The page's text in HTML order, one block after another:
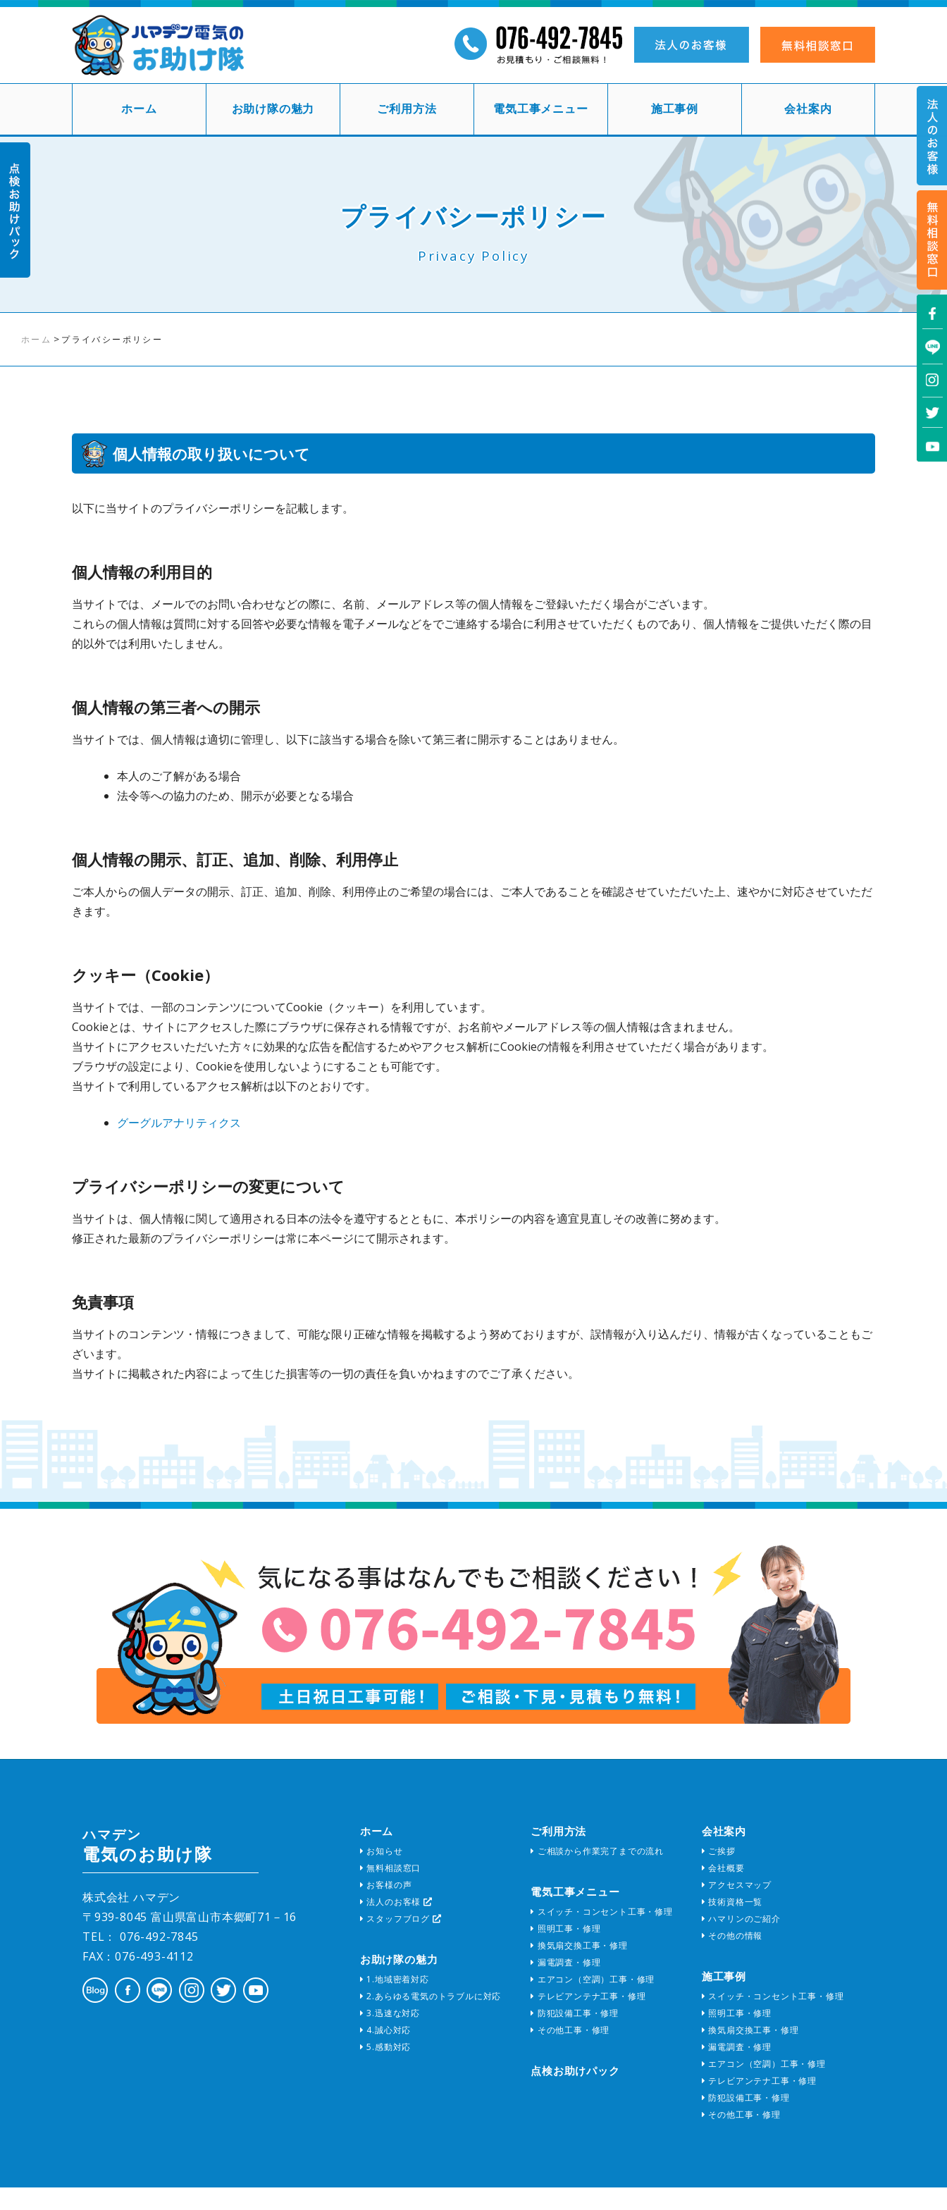
ホーム お助け隊の魅力 ご利用方法 電気工事メニュー 施工事例 会社案内
プライバシーポリシー
Privacy Policy
ホーム > プライバシーポリシー
個人情報の取り扱いについて
以下に当サイトのプライバシーポリシーを記載します。
個人情報の利用目的
当サイトでは、メールでのお問い合わせなどの際に、名前、メールアドレス等の個人情報をご登録いただく場合がございます。
これらの個人情報は質問に対する回答や必要な情報を電子メールなどをでご連絡する場合に利用させていただくものであり、個人情報をご提供いただく際の目
的以外では利用いたしません。
個人情報の第三者への開示
当サイトでは、個人情報は適切に管理し、以下に該当する場合を除いて第三者に開示することはありません。
本人のご了解がある場合
法令等への協力のため、開示が必要となる場合
個人情報の開示、訂正、追加、削除、利用停止
ご本人からの個人データの開示、訂正、追加、削除、利用停止のご希望の場合には、ご本人であることを確認させていただいた上、速やかに対応させていただ
きます。
クッキー（Cookie）
当サイトでは、一部のコンテンツについてCookie（クッキー）を利用しています。
Cookieとは、サイトにアクセスした際にブラウザに保存される情報ですが、お名前やメールアドレス等の個人情報は含まれません。
当サイトにアクセスいただいた方々に効果的な広告を配信するためやアクセス解析にCookieの情報を利用させていただく場合があります。
ブラウザの設定により、Cookieを使用しないようにすることも可能です。
当サイトで利用しているアクセス解析は以下のとおりです。
グーグルアナリティクス
プライバシーポリシーの変更について
当サイトは、個人情報に関して適用される日本の法令を遵守するとともに、本ポリシーの内容を適宜見直しその改善に努めます。
修正された最新のプライバシーポリシーは常に本ページにて開示されます。
免責事項
当サイトのコンテンツ・情報につきまして、可能な限り正確な情報を掲載するよう努めておりますが、誤情報が入り込んだり、情報が古くなっていることもご
ざいます。
当サイトに掲載された内容によって生じた損害等の一切の責任を負いかねますのでご了承ください。
ハマデン
電気のお助け隊
株式会社 ハマデン
〒939-8045 富山県富山市本郷町71－16
TEL： 076-492-7845
FAX：076-493-4112
ホーム
お知らせ
無料相談窓口
お客様の声
法人のお客様
スタッフブログ
お助け隊の魅力
1.地域密着対応
2.あらゆる電気のトラブルに対応
3.迅速な対応
4.誠心対応
5.感動対応
ご利用方法
ご相談から作業完了までの流れ
電気工事メニュー
スイッチ・コンセント工事・修理
照明工事・修理
換気扇交換工事・修理
漏電調査・修理
エアコン（空調）工事・修理
テレビアンテナ工事・修理
防犯設備工事・修理
その他工事・修理
点検お助けパック
会社案内
ご挨拶
会社概要
アクセスマップ
技術資格一覧
ハマリンのご紹介
その他の情報
施工事例
スイッチ・コンセント工事・修理
照明工事・修理
換気扇交換工事・修理
漏電調査・修理
エアコン（空調）工事・修理
テレビアンテナ工事・修理
防犯設備工事・修理
その他工事・修理